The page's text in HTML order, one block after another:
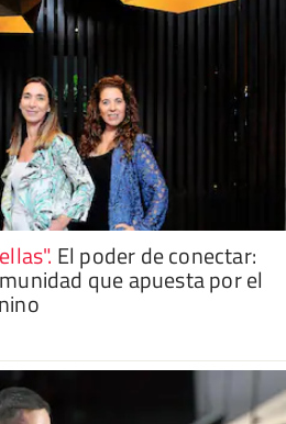
. El poder de conectar:
que apuesta por el